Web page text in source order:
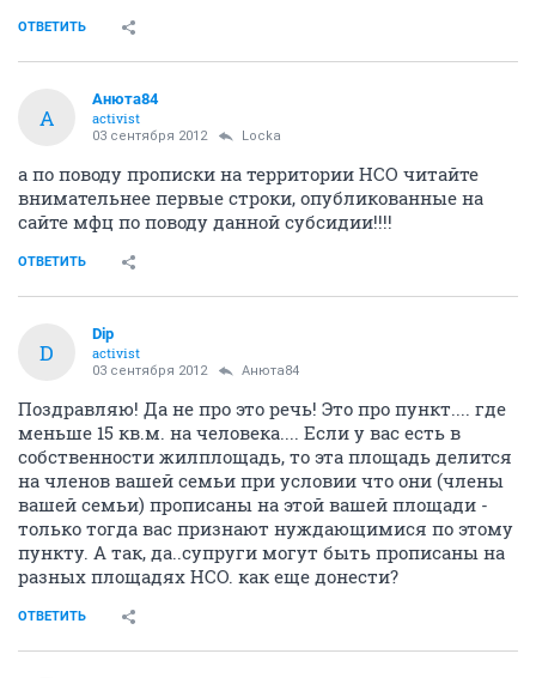
ОТВЕТИТЬ
А
Анюта84
activist
03 сентября 2012 Locka
а по поводу прописки на территории НСО читайте
внимательнее первые строки, опубликованные на
сайте мфц по поводу данной субсидии!!!!
ОТВЕТИТЬ
D
Dip
activist
03 сентября 2012 Анюта84
Поздравляю! Да не про это речь! Это про пункт.... где
меньше 15 кв.м. на человека.... Если у вас есть в
собственности жилплощадь, то эта площадь делится
на членов вашей семьи при условии что они (члены
вашей семьи) прописаны на этой вашей площади -
только тогда вас признают нуждающимися по этому
пункту. А так, да..супруги могут быть прописаны на
разных площадях НСО. как еще донести?
ОТВЕТИТЬ